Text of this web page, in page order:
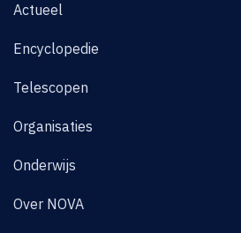
Actueel
Encyclopedie
Telescopen
Organisaties
Onderwijs
Over NOVA